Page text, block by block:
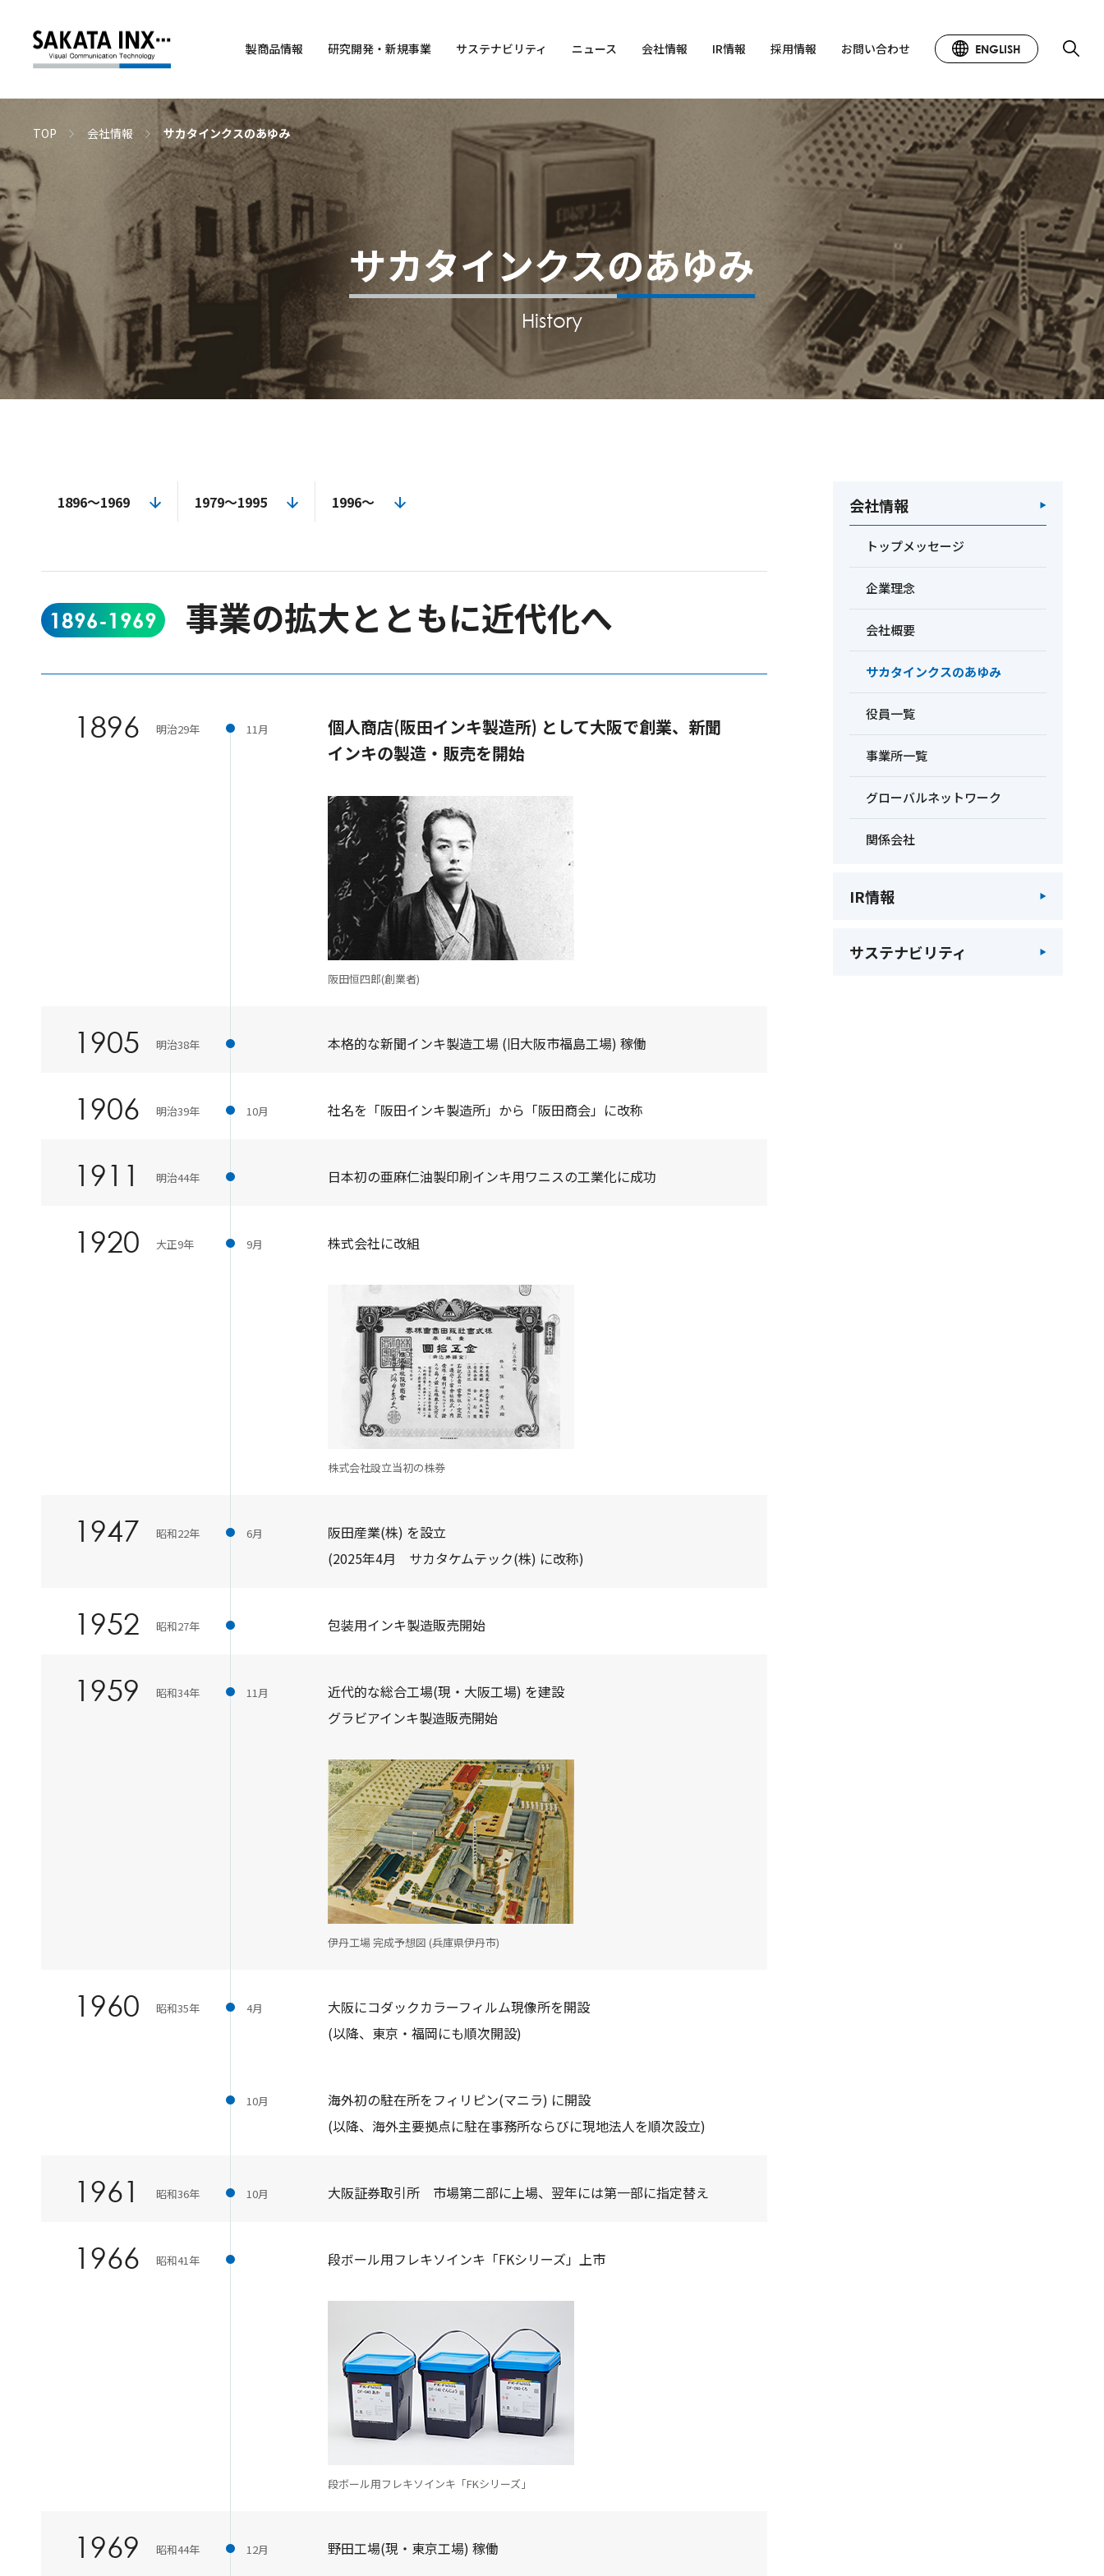
製商品情報 研究開発・ 新規事業 サステナビリティ ニュース 会社情報 IR情報 採用情報 お問い合わせ ENGLISH
TOP 会社情報 サカタインクスのあゆみ
サカタインクスのあゆみ
History
1896～1969 1979～1995 1996〜
1896-1969 事業の拡大とともに近代化へ
1896 明治29年 11月
個人商店(阪田インキ製造所) として大阪で創業、新聞
インキの製造・販売を開始
阪田恒四郎(創業者)
1905 明治38年 本格的な新聞インキ製造工場 (旧大阪市福島工場) 稼働
1906 明治39年 10月 社名を「阪田インキ製造所」から「阪田商会」に改称
1911 明治44年 日本初の亜麻仁油製印刷インキ用ワニスの工業化に成功
1920 大正9年 9月 株式会社に改組
株式会社設立当初の株券
1947 昭和22年 6月
阪田産業(株) を設立
(2025年4月 サカタケムテック(株) に改称)
1952 昭和27年 包装用インキ製造販売開始
1959 昭和34年 11月
近代的な総合工場(現・大阪工場) を建設
グラビアインキ製造販売開始
伊丹工場 完成予想図 (兵庫県伊丹市)
1960 昭和35年 4月
大阪にコダックカラーフィルム現像所を開設
(以降、東京・福岡にも順次開設)
10月
海外初の駐在所をフィリピン(マニラ) に開設
(以降、海外主要拠点に駐在事務所ならびに現地法人を順次設立)
1961 昭和36年 10月 大阪証券取引所 市場第二部に上場、翌年には第一部に指定替え
1966 昭和41年 段ボール用フレキソインキ「FKシリーズ」上市
段ボール用フレキソインキ「FKシリーズ」
1969 昭和44年 12月 野田工場(現・東京工場) 稼働
会社情報
トップメッセージ
企業理念
会社概要
サカタインクスのあゆみ
役員一覧
事業所一覧
グローバルネットワーク
関係会社
IR情報
サステナビリティ